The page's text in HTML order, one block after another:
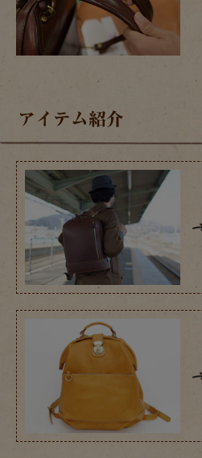
アイテム紹介